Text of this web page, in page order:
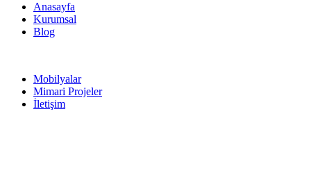
Anasayfa
Kurumsal
Blog
Mobilyalar
Mimari Projeler
İletişim